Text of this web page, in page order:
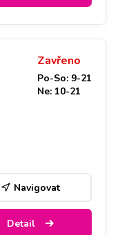
Zavřeno
Po-So: 9-21
Ne: 10-21
Navigovat
Detail